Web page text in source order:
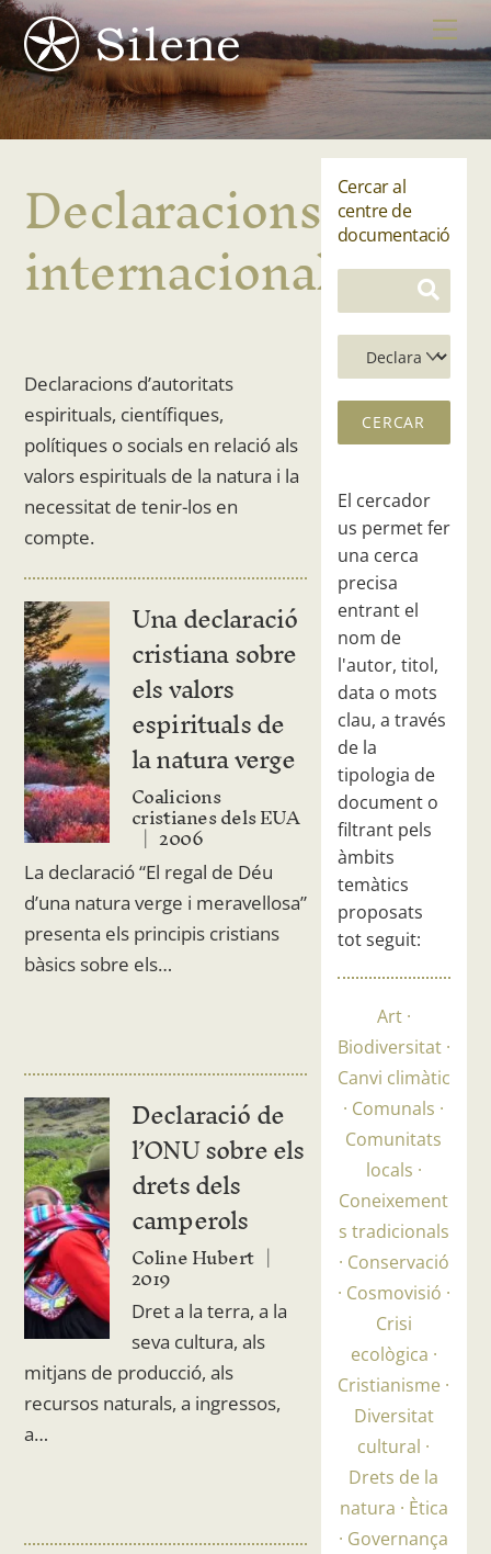
Skip
to
content
Declaracions
internacionals
Declaracions d’autoritats
espirituals, científiques,
polítiques o socials en relació als
valors espirituals de la natura i la
necessitat de tenir-los en
compte.
Una declaració
cristiana sobre
els valors
espirituals de
la natura verge
Coalicions
cristianes dels EUA
2006
La declaració “El regal de Déu
d’una natura verge i meravellosa”
presenta els principis cristians
bàsics sobre els…
Declaració de
l’ONU sobre els
drets dels
camperols
Coline Hubert
2019
Dret a la terra, a la
seva cultura, als
mitjans de producció, als
recursos naturals, a ingressos,
a…
Cercar al
centre de
documentació
El cercador
us permet fer
una cerca
precisa
entrant el
nom de
l'autor, titol,
data o mots
clau, a través
de la
tipologia de
document o
filtrant pels
àmbits
temàtics
proposats
tot seguit:
Art
Biodiversitat
Canvi climàtic
Comunals
Comunitats
locals
Coneixement
s tradicionals
Conservació
Cosmovisió
Crisi
ecològica
Cristianisme
Diversitat
cultural
Drets de la
natura
Ètica
Governança